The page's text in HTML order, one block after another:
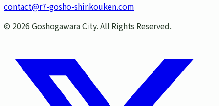
contact@r7-gosho-shinkouken.com
© 2026 Goshogawara City. All Rights Reserved.